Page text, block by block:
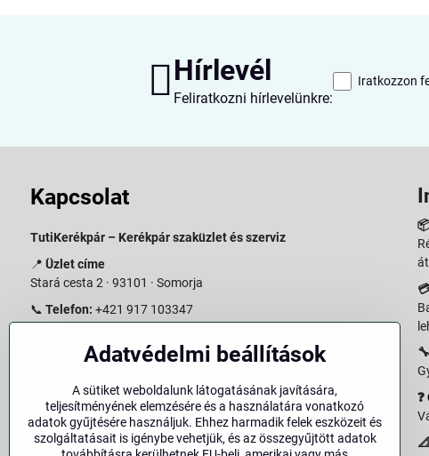
Hírlevél
Feliratkozni hírlevelünkre:
Iratkozzon
Kapcsolat
TutiKerékpár – Kerékpár szaküzlet és szerviz
📍 Üzlet címe
Stará cesta 2 · 93101 · Somorja
📞 Telefon: +421 917 103347
Nyitvatartás:
Hétfő–Péntek: 09:00–15:00
Szombat: 09:00–11:00
Vasárnap: Zárva
🔧
❓
📐
Adatvédelmi beállítások
A sütiket weboldalunk látogatásának javítására,
teljesítményének elemzésére és a használatára vonatkozó
adatok gyűjtésére használjuk. Ehhez harmadik felek eszközeit és
szolgáltatásait is igénybe vehetjük, és az összegyűjtött adatok